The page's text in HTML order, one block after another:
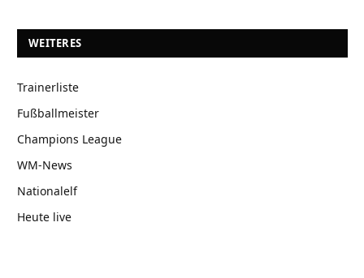
WEITERES
Trainerliste
Fußballmeister
Champions League
WM-News
Nationalelf
Heute live